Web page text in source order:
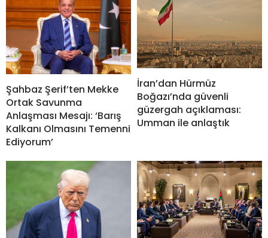
Şahbaz Şerif’ten Mekke
Ortak Savunma
Anlaşması Mesajı: ‘Barış
Kalkanı Olmasını Temenni
Ediyorum’
İran’dan Hürmüz
Boğazı’nda güvenli
güzergah açıklaması:
Umman ile anlaştık